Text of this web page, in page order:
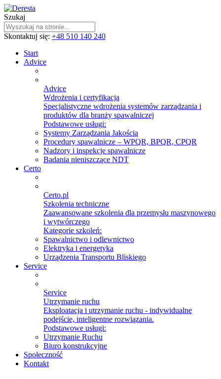
Szukaj
Skontaktuj się: +48 510 140 240
Start
Advice
Advice
Wdrożenia i certyfikacja
Specjalistyczne wdrożenia systemów zarządzania i
produktów dla branży spawalniczej
Podstawowe usługi:
Systemy Zarządzania Jakością
Procedury spawalnicze – WPQR, BPQR, CPQR
Nadzory i inspekcje spawalnicze
Badania nieniszczące NDT
Certo
Certo.pl
Szkolenia techniczne
Zaawansowane szkolenia dla przemysłu maszynowego
i wytwórczego
Kategorie szkoleń:
Spawalnictwo i odlewnictwo
Elektryka i energetyka
Urządzenia Transportu Bliskiego
Service
Service
Utrzymanie ruchu
Eksploatacja i utrzymanie ruchu - indywidualne
podejście, inteligentne rozwiązania.
Podstawowe usługi:
Utrzymanie Ruchu
Biuro konstrukcyjne
Społeczność
Kontakt